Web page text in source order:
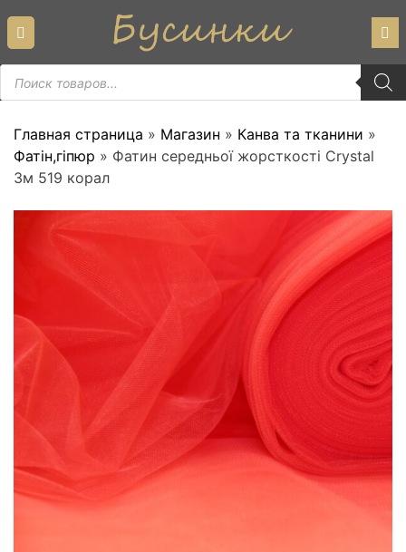
content
Пошук
товарів
Главная страница » Магазин » Канва та тканини »
Фатін,гіпюр » Фатин середньої жорсткості Crystal
3м 519 корал